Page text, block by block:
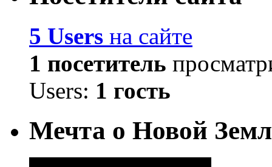
5 Users на сайте
1 посетитель
Users: 1 гость
Мечта о Новой